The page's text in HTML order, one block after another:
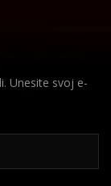
Unesite svoj e-